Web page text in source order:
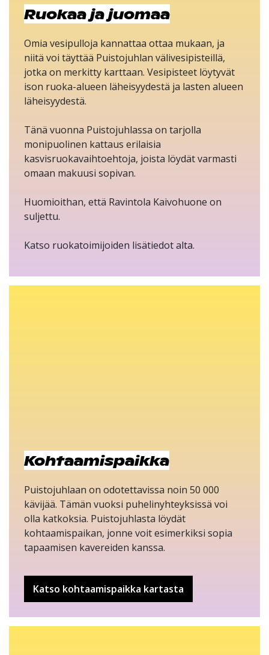
Ruokaa ja juomaa
Omia vesipulloja kannattaa ottaa mukaan, ja
niitä voi täyttää Puistojuhlan välivesipisteillä,
jotka on merkitty karttaan. Vesipisteet löytyvät
ison ruoka-alueen läheisyydestä ja lasten alueen
läheisyydestä.
Tänä vuonna Puistojuhlassa on tarjolla
monipuolinen kattaus erilaisia
kasvisruokavaihtoehtoja, joista löydät varmasti
omaan makuusi sopivan.
Huomioithan, että Ravintola Kaivohuone on
suljettu.
Katso ruokatoimijoiden lisätiedot alta.
Kohtaamispaikka
Puistojuhlaan on odotettavissa noin 50 000
kävijää. Tämän vuoksi puhelinyhteyksissä voi
olla katkoksia. Puistojuhlasta löydät
kohtaamispaikan, jonne voit esimerkiksi sopia
tapaamisen kavereiden kanssa.
Katso kohtaamispaikka kartasta